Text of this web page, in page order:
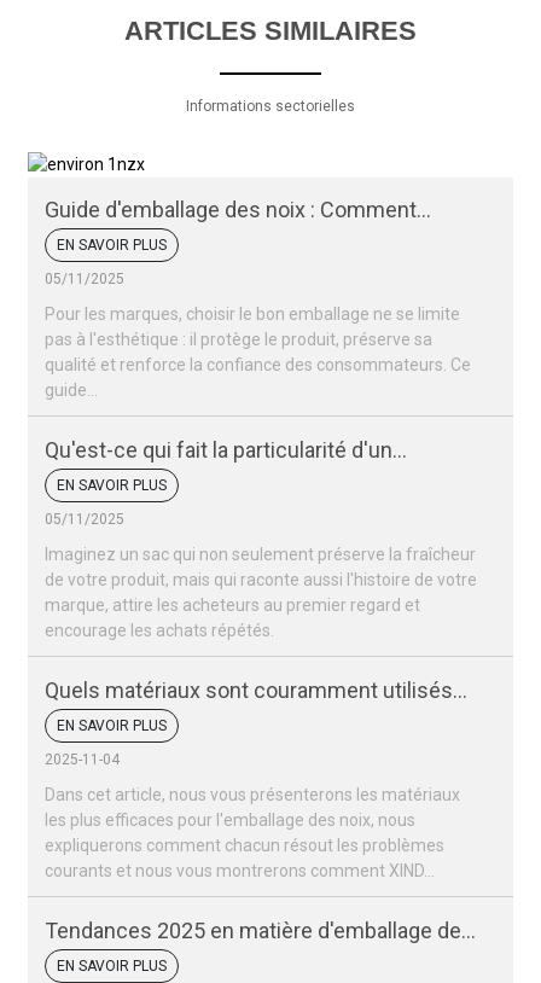
ARTICLES SIMILAIRES
Informations sectorielles
Guide d'emballage des noix : Comment
conserver la fraîcheur et l'attrait de vos noix
EN SAVOIR PLUS
05/11/2025
Pour les marques, choisir le bon emballage ne se limite
pas à l'esthétique : il protège le produit, préserve sa
qualité et renforce la confiance des consommateurs. Ce
guide…
Qu'est-ce qui fait la particularité d'un
emballage de noix ?
EN SAVOIR PLUS
05/11/2025
Imaginez un sac qui non seulement préserve la fraîcheur
de votre produit, mais qui raconte aussi l'histoire de votre
marque, attire les acheteurs au premier regard et
encourage les achats répétés.
Quels matériaux sont couramment utilisés
pour les sacs d'emballage de noix ?
EN SAVOIR PLUS
2025-11-04
Dans cet article, nous vous présenterons les matériaux
les plus efficaces pour l'emballage des noix, nous
expliquerons comment chacun résout les problèmes
courants et nous vous montrerons comment XIND...
Tendances 2025 en matière d'emballage des
fruits secs et des noix
EN SAVOIR PLUS